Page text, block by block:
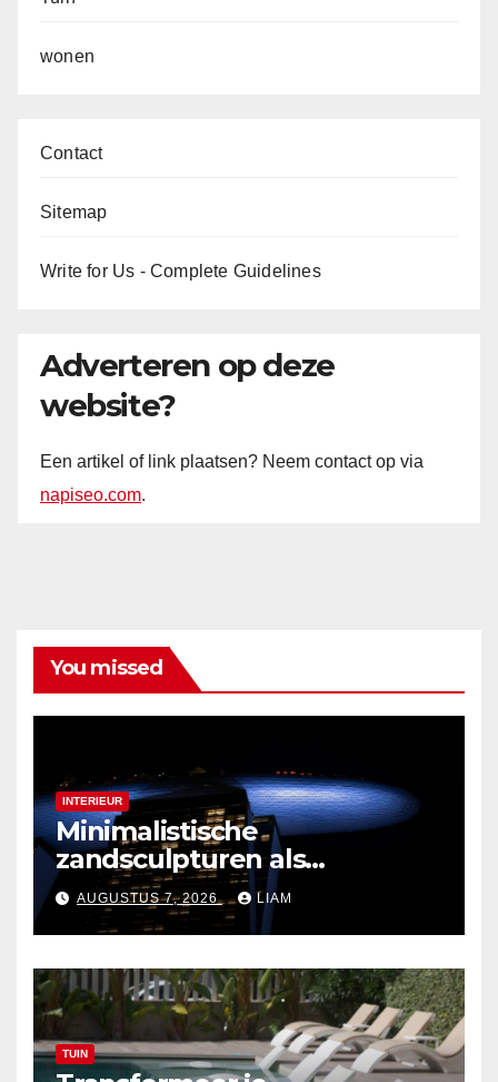
wonen
Contact
Sitemap
Write for Us - Complete Guidelines
Adverteren op deze
website?
Een artikel of link plaatsen? Neem contact op via
napiseo.com.
You missed
INTERIEUR
Minimalistische
zandsculpturen als
interieurdecoratie
AUGUSTUS 7, 2026 LIAM
TUIN